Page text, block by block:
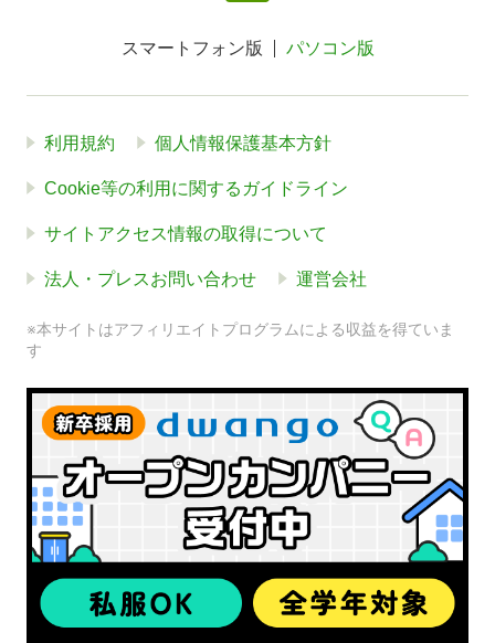
スマートフォン版 パソコン版
利用規約 個人情報保護基本方針
Cookie等の利用に関するガイドライン
サイトアクセス情報の取得について
法人・プレスお問い合わせ 運営会社
※本サイトはアフィリエイトプログラムによる収益を得ていま
す